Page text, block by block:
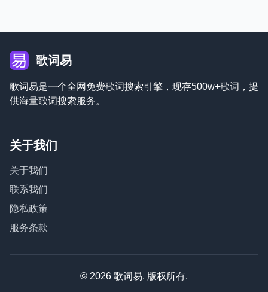
歌词易
歌词易是一个全网免费歌词搜索引擎，现存500w+歌词，提
供海量歌词搜索服务。
关于我们
关于我们
联系我们
隐私政策
服务条款
© 2026 歌词易. 版权所有.